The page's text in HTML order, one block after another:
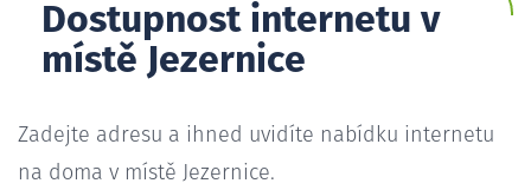
Dostupnost internetu v
místě Jezernice
Zadejte adresu a ihned uvidíte nabídku internetu
na doma v místě Jezernice.